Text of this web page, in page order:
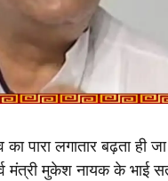
का पारा लगातार बढ़ता
मंत्री मुकेश नायक के भाई